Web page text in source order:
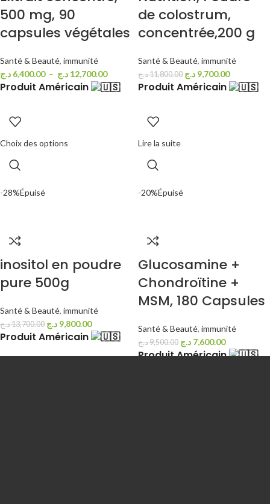
500 mg, 90
capsules végétales
Santé & Beauté, immunité
6,400.00 د.ج – 12,700.00 د.ج
Produit Américain
Choix des options
de colostrum,
concentrée,200 g
Santé & Beauté, immunité
11,800.00د.ج 9,700.00 د.ج
Produit Américain
Lire la suite
-28%Épuisé
inositol en poudre
pure 500g
Santé & Beauté, immunité
13,700.00د.ج 9,800.00 د.ج
Produit Américain
-20%Épuisé
Glucosamine +
Chondroïtine +
MSM, 180 Capsules
Santé & Beauté, immunité
9,500.00د.ج 7,600.00 د.ج
Produit Américain